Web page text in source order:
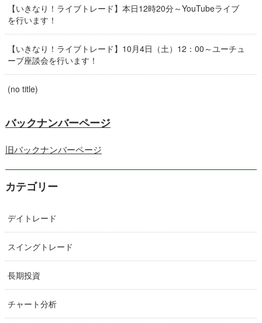
【いきなり！ライブトレード】本日12時20分～YouTubeライブ
を行います！
【いきなり！ライブトレード】10月4日（土）12：00～ユーチュ
ーブ座談会を行います！
(no title)
バックナンバーページ
旧バックナンバーページ
カテゴリー
デイトレード
スイングトレード
長期投資
チャート分析